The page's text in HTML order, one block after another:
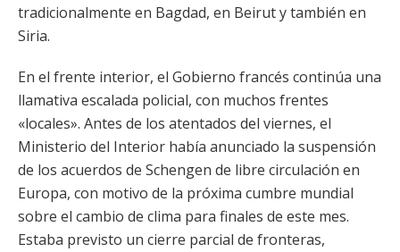
tradicionalmente en Bagdad, en Beirut y también en
Siria.
En el frente interior, el Gobierno francés continúa una
llamativa escalada policial, con muchos frentes
«locales». Antes de los atentados del viernes, el
Ministerio del Interior había anunciado la suspensión
de los acuerdos de Schengen de libre circulación en
Europa, con motivo de la próxima cumbre mundial
sobre el cambio de clima para finales de este mes.
Estaba previsto un cierre parcial de fronteras,